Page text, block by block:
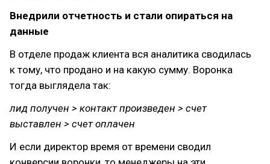
Внедрили отчетность и стали опираться на
данные
В отделе продаж клиента вся аналитика сводилась
к тому, что продано и на какую сумму. Воронка
тогда выглядела так:
лид получен > контакт произведен > счет
выставлен > счет оплачен
И если директор время от времени сводил